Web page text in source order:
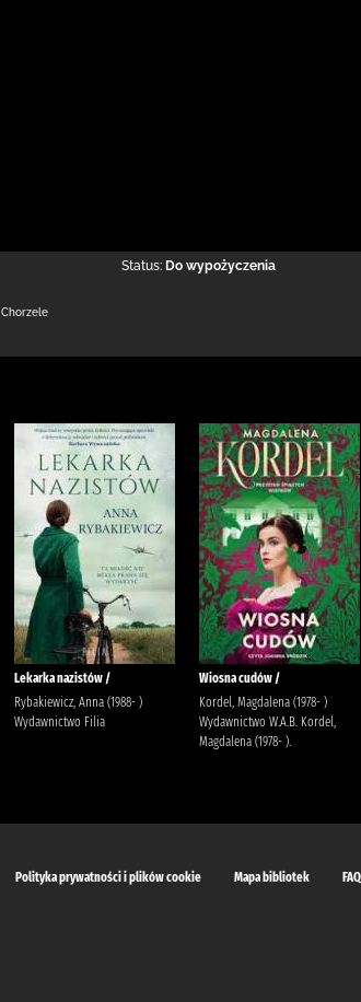
Status: Do wypożyczenia
Lekarka nazistów /
Rybakiewicz, Anna (1988- )
Wydawnictwo Filia
Wiosna cudów /
Kordel, Magdalena (1978- )
Wydawnictwo W.A.B. Kordel,
Magdalena (1978- ).
Polityka prywatności i plików cookie Mapa bibliotek FAQ